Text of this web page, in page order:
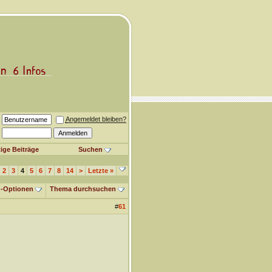
Angemeldet bleiben?
Beiträge Suchen
2 3 4 5 6 7 8 14 > Letzte »
Optionen Thema durchsuchen
#61